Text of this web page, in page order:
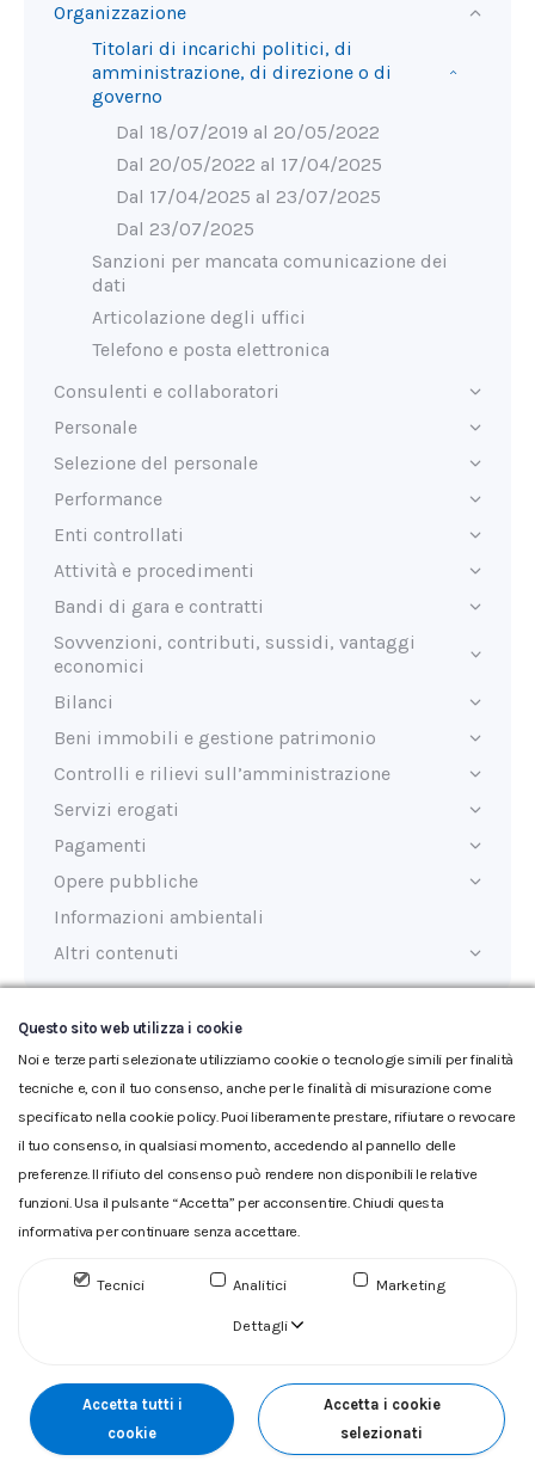
Organizzazione
Titolari di incarichi politici, di
amministrazione, di direzione o di
governo
Dal 18/07/2019 al 20/05/2022
Dal 20/05/2022 al 17/04/2025
Dal 17/04/2025 al 23/07/2025
Dal 23/07/2025
Sanzioni per mancata comunicazione dei
dati
Articolazione degli uffici
Telefono e posta elettronica
Consulenti e collaboratori
Personale
Selezione del personale
Performance
Enti controllati
Attività e procedimenti
Bandi di gara e contratti
Sovvenzioni, contributi, sussidi, vantaggi
economici
Bilanci
Beni immobili e gestione patrimonio
Controlli e rilievi sull’amministrazione
Servizi erogati
Pagamenti
Opere pubbliche
Informazioni ambientali
Altri contenuti
Ultimo aggiornamento: 17/02/2026
Glossario|Privacy|Cookie|Reclamo
fiscale 00304790538 (P.IVA) già iscritta al n.10.029 - Capitale
Questo sito web utilizza i cookie
Noi e terze parti selezionate utilizziamo cookie o tecnologie simili per finalità
tecniche e, con il tuo consenso, anche per le finalità di misurazione come
specificato nella cookie policy. Puoi liberamente prestare, rifiutare o revocare
il tuo consenso, in qualsiasi momento, accedendo al pannello delle
preferenze. Il rifiuto del consenso può rendere non disponibili le relative
funzioni. Usa il pulsante “Accetta” per acconsentire. Chiudi questa
informativa per continuare senza accettare.
Tecnici Analitici Marketing
Dettagli
Accetta tutti i
cookie
Accetta i cookie
selezionati